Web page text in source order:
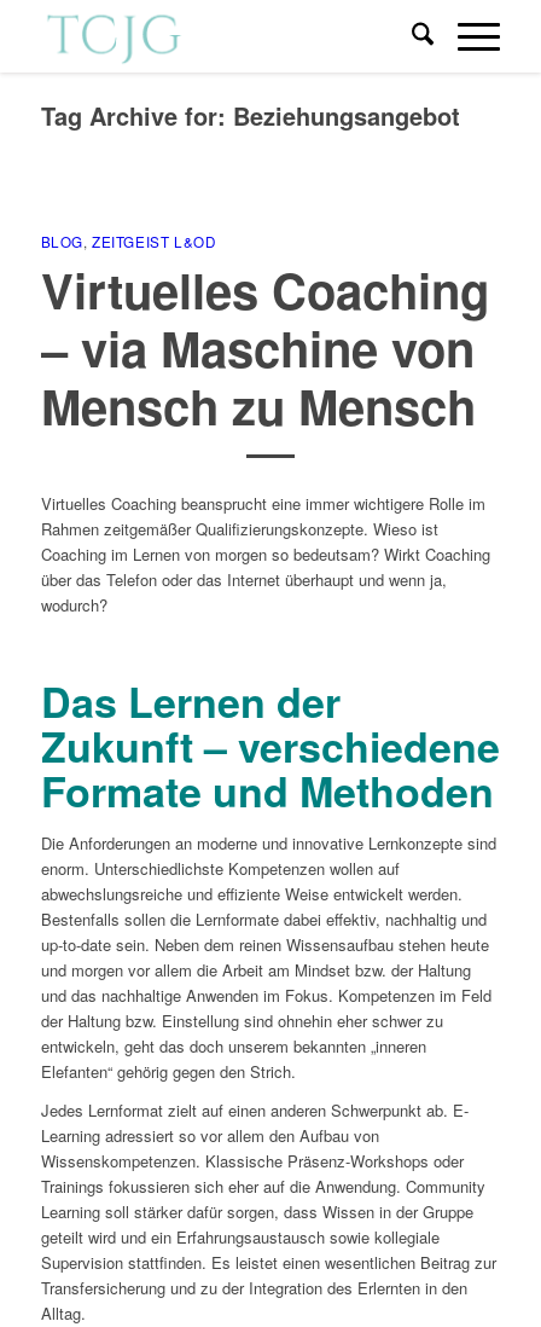
Tag Archive for: Beziehungsangebot
BLOG,ZEITGEIST L&OD
Virtuelles Coaching
– via Maschine von
Mensch zu Mensch
Virtuelles Coaching beansprucht eine immer wichtigere Rolle im
Rahmen zeitgemäßer Qualifizierungskonzepte. Wieso ist
Coaching im Lernen von morgen so bedeutsam? Wirkt Coaching
über das Telefon oder das Internet überhaupt und wenn ja,
wodurch?
Das Lernen der
Zukunft – verschiedene
Formate und Methoden
Die Anforderungen an moderne und innovative Lernkonzepte sind
enorm. Unterschiedlichste Kompetenzen wollen auf
abwechslungsreiche und effiziente Weise entwickelt werden.
Bestenfalls sollen die Lernformate dabei effektiv, nachhaltig und
up-to-date sein. Neben dem reinen Wissensaufbau stehen heute
und morgen vor allem die Arbeit am Mindset bzw. der Haltung
und das nachhaltige Anwenden im Fokus. Kompetenzen im Feld
der Haltung bzw. Einstellung sind ohnehin eher schwer zu
entwickeln, geht das doch unserem bekannten „inneren
Elefanten“ gehörig gegen den Strich.
Jedes Lernformat zielt auf einen anderen Schwerpunkt ab. E-
Learning adressiert so vor allem den Aufbau von
Wissenskompetenzen. Klassische Präsenz-Workshops oder
Trainings fokussieren sich eher auf die Anwendung. Community
Learning soll stärker dafür sorgen, dass Wissen in der Gruppe
geteilt wird und ein Erfahrungsaustausch sowie kollegiale
Supervision stattfinden. Es leistet einen wesentlichen Beitrag zur
Transfersicherung und zu der Integration des Erlernten in den
Alltag.